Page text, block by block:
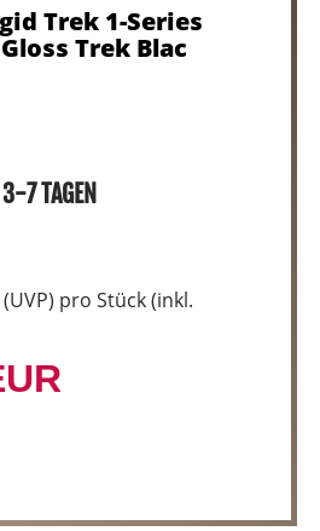
Trek 1-Series
Trek Blac
7 TAGEN
UVP) pro Stück (inkl.